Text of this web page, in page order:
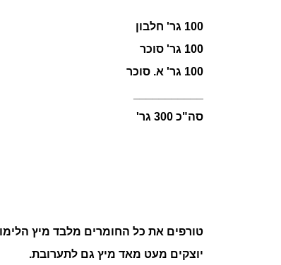
100 גר' חלבון
100 גר' סוכר
100 גר' א. סוכר
סה"כ 300 גר'
טורפים את כל החומרים מלבד מיץ
יוצקים מעט מאד מיץ גם לתערובת.